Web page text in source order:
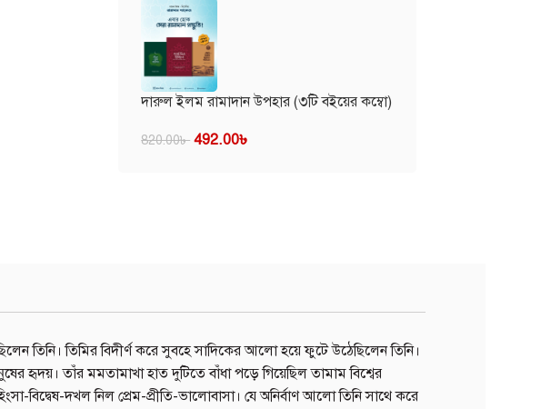
দারুল ইলম রামাদান উপহার (৩টি বইয়ের কম্বো)
820.00৳ 492.00৳
তিনি। তিমির বিদীর্ণ করে সুবহে সাদিকের আলো হয়ে ফুটে উঠেছিলেন তিনি।
হৃদয়। তাঁর মমতামাখা হাত দুটিতে বাঁধা পড়ে গিয়েছিল তামাম বিশ্বের
দখল নিল প্রেম-প্রীতি-ভালোবাসা। যে অনির্বাণ আলো তিনি সাথে করে